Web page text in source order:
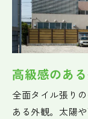
高級感のあ
全面タイル張り
ある外観。太陽